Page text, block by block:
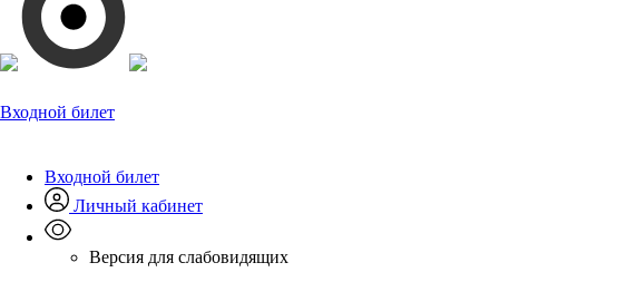
Входной билет
Входной билет
Личный кабинет
Версия для слабовидящих